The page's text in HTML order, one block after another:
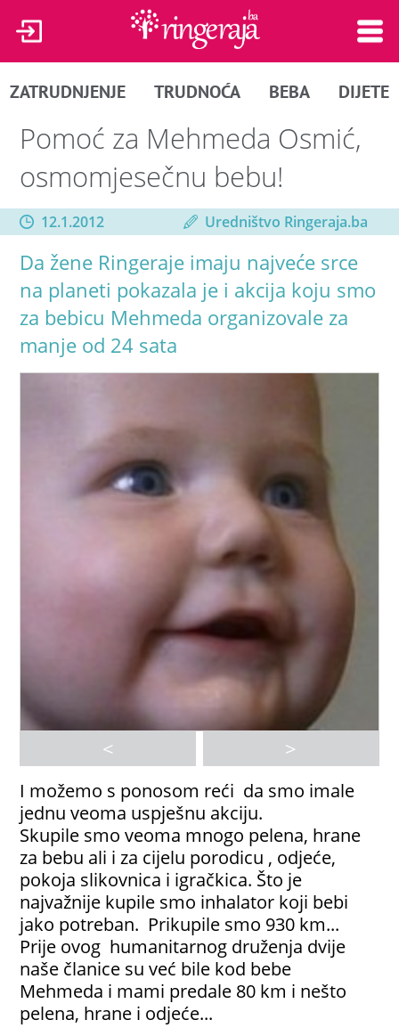
ZATRUDNJENJE TRUDNOĆA BEBA DIJETE
Pomoć za Mehmeda Osmić,
osmomjesečnu bebu!
12.1.2012 Uredništvo Ringeraja.ba
Da žene Ringeraje imaju najveće srce
na planeti pokazala je i akcija koju smo
za bebicu Mehmeda organizovale za
manje od 24 sata
< >
I možemo s ponosom reći da smo imale
jednu veoma uspješnu akciju.
Skupile smo veoma mnogo pelena, hrane
za bebu ali i za cijelu porodicu , odjeće,
pokoja slikovnica i igračkica. Što je
najvažnije kupile smo inhalator koji bebi
jako potreban. Prikupile smo 930 km...
Prije ovog humanitarnog druženja dvije
naše članice su već bile kod bebe
Mehmeda i mami predale 80 km i nešto
pelena, hrane i odjeće...